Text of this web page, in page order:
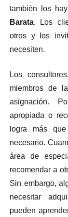
también los
Barata. Los
otros y los
necesiten.
Los
miembros de
asignación.
apropiada o
logra más
necesario.
área de
recomendar a
Sin embargo,
necesitar
pueden